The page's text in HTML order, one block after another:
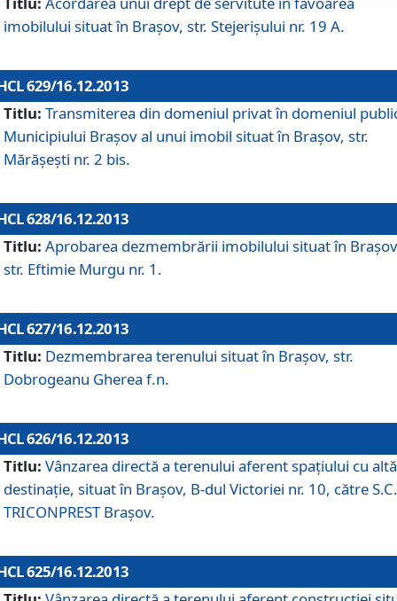
imobilului situat în Braşov, str. Stejerişului nr. 19 A.
629/16.12.2013
Titlu: Transmiterea din domeniul privat în domeniul
Municipiului Braşov al unui imobil situat în Braşov, str.
Mărăşeşti nr. 2 bis.
628/16.12.2013
Titlu: Aprobarea dezmembrării imobilului situat în
str. Eftimie Murgu nr. 1.
627/16.12.2013
Titlu: Dezmembrarea terenului situat în Braşov, str.
Dobrogeanu Gherea f.n.
626/16.12.2013
Titlu: Vânzarea directă a terenului aferent spaţiului cu altă
destinaţie, situat în Braşov, B-dul Victoriei nr. 10, către S.C.
TRICONPREST Braşov.
625/16.12.2013